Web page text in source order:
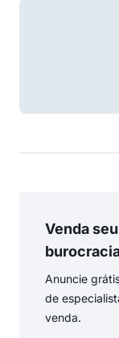
Venda
Anuncie
de
venda.